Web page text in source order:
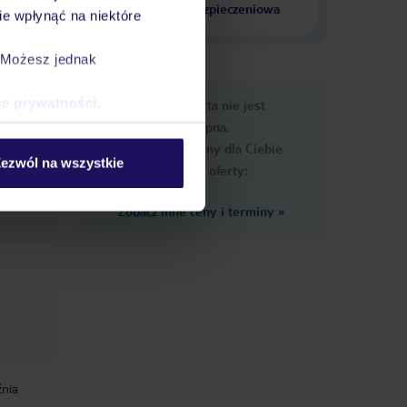
wpłynąć na niektóre
jednak
prywatności
na wszystkie
krajach
ubezpieczeniowa
Ups, ta oferta nie jest
dostępna.
Przygotowaliśmy dla Ciebie
podobne oferty:
Zobacz inne ceny i terminy »